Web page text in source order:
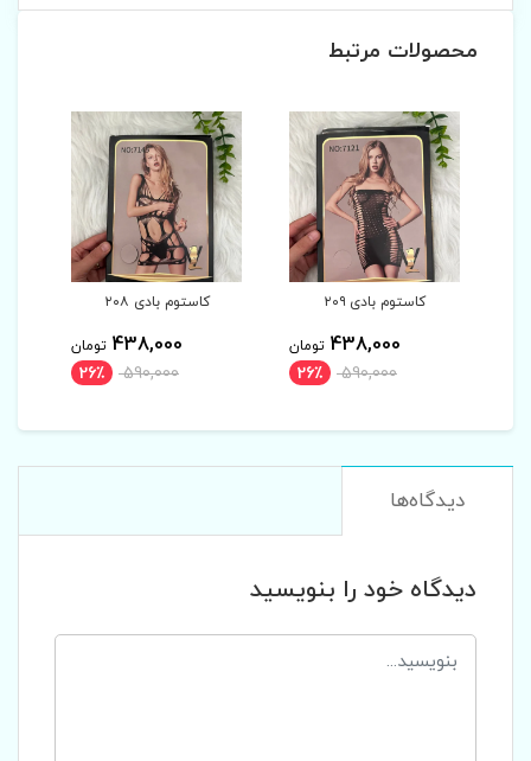
محصولات مرتبط
کاستوم بادی ۲۰۸
438,000
590,000
کاستوم بادی ۲۰۷
438,000
590,000
دیدگاه‌ها
دیدگاه خود را بنویسید